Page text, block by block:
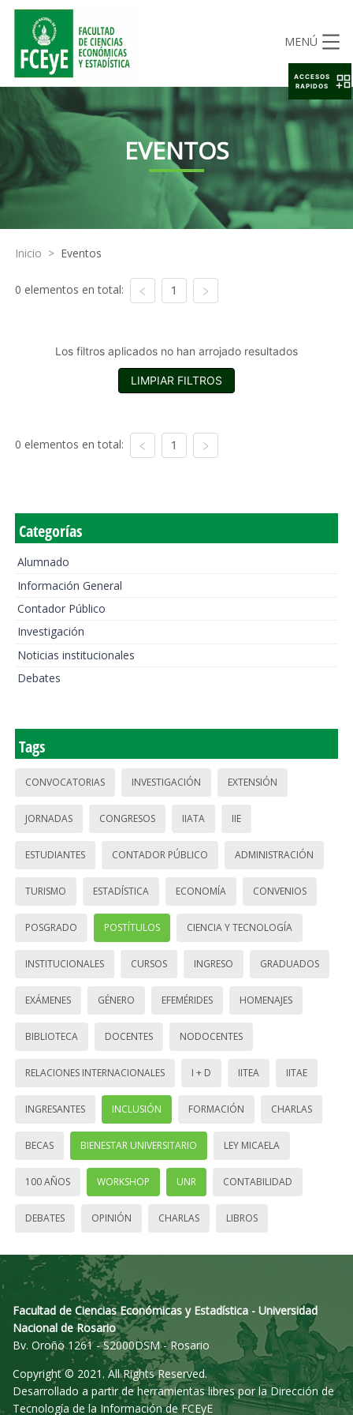
MENÚ
EVENTOS
Inicio > Eventos
0 elementos en total: 1
Los filtros aplicados no han arrojado resultados
LIMPIAR FILTROS
0 elementos en total: 1
Categorías
Alumnado
Información General
Contador Público
Investigación
Noticias institucionales
Debates
Tags
CONVOCATORIAS INVESTIGACIÓN EXTENSIÓN
JORNADAS CONGRESOS IIATA IIE
ESTUDIANTES CONTADOR PÚBLICO ADMINISTRACIÓN
TURISMO ESTADÍSTICA ECONOMÍA CONVENIOS
POSGRADO POSTÍTULOS CIENCIA Y TECNOLOGÍA
INSTITUCIONALES CURSOS INGRESO GRADUADOS
EXÁMENES GÉNERO EFEMÉRIDES HOMENAJES
BIBLIOTECA DOCENTES NODOCENTES
RELACIONES INTERNACIONALES I + D IITEA IITAE
INGRESANTES INCLUSIÓN FORMACIÓN CHARLAS
BECAS BIENESTAR UNIVERSITARIO LEY MICAELA
100 AÑOS WORKSHOP UNR CONTABILIDAD
DEBATES OPINIÓN CHARLAS LIBROS
Facultad de Ciencias Económicas y Estadística - Universidad
Nacional de Rosario
Bv. Oroño 1261 - S2000DSM - Rosario
Copyright © 2021. All Rights Reserved.
Desarrollado a partir de herramientas libres por la Dirección de
Tecnología de la Información de FCEyE
ACCESOS
RAPIDOS